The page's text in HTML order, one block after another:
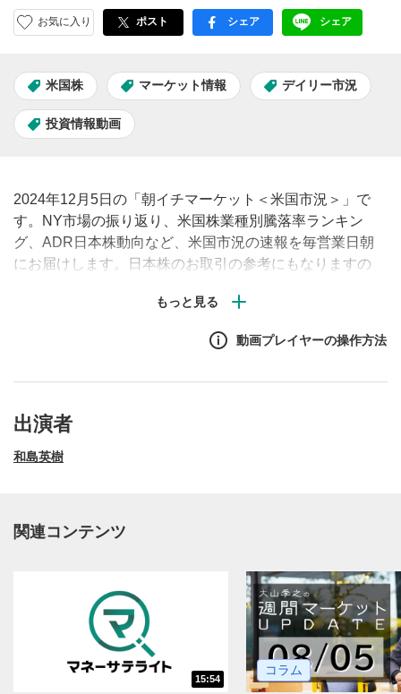
お気に入り ポスト facebook
シェア LINE
シェア
米国株 マーケット情報 デイリー市況
投資情報動画
2024年12月5日の「朝イチマーケット＜米国市況＞」で
す。NY市場の振り返り、米国株業種別騰落率ランキン
グ、ADR日本株動向など、米国市況の速報を毎営業日朝
にお届けします。日本株のお取引の参考にもなりますの
動画プレイヤーの操作方法
動画再生エリア
動画再生エリアをクリックすると、動画を再生または
出演者
和島英樹
関連コンテンツ
15:54
コラム